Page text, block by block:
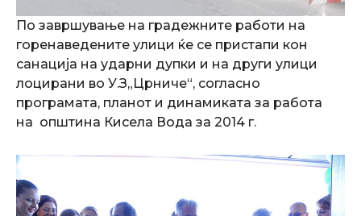
По завршување на градежните работи на
горенаведените улици ќе се пристапи кон
санација на ударни дупки и на други улици
лоцирани во У.З„Црниче“, согласно
програмата, планот и динамиката за работа
на oпштина Кисела Вода за 2014 г.